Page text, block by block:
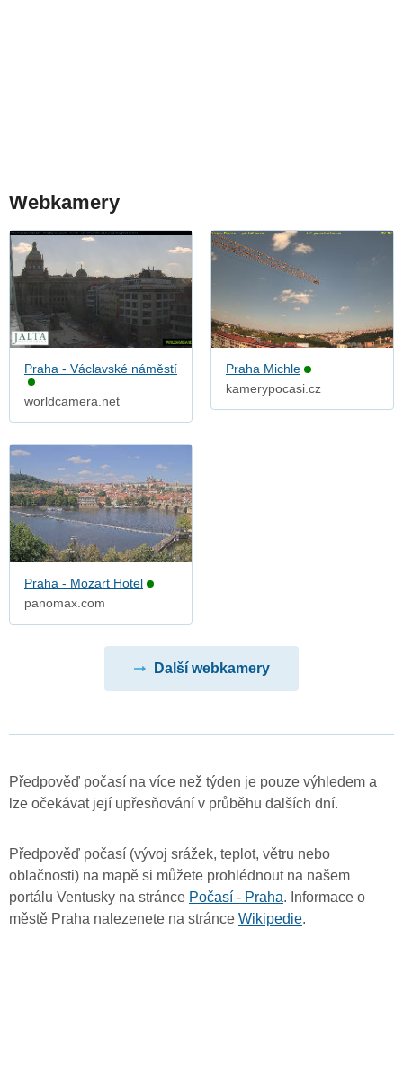
Webkamery
Praha - Václavské náměstí
worldcamera.net
Praha Michle
kamerypocasi.cz
Praha - Mozart Hotel
panomax.com
Další webkamery
Předpověď počasí na více než týden je pouze výhledem a
lze očekávat její upřesňování v průběhu dalších dní.
Předpověď počasí (vývoj srážek, teplot, větru nebo
oblačnosti) na mapě si můžete prohlédnout na našem
portálu Ventusky na stránce Počasí - Praha. Informace o
městě Praha nalezenete na stránce Wikipedie.